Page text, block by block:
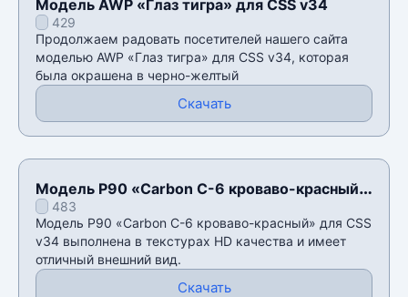
Модель AWP «Глаз тигра» для CSS v34
429
Продолжаем радовать посетителей нашего сайта
моделью AWP «Глаз тигра» для CSS v34, которая
была окрашена в черно-желтый
Скачать
Модель P90 «Carbon C-6 кроваво-красный»
для CSS v34
483
Модель P90 «Carbon C-6 кроваво-красный» для CSS
v34 выполнена в текстурах HD качества и имеет
отличный внешний вид.
Скачать